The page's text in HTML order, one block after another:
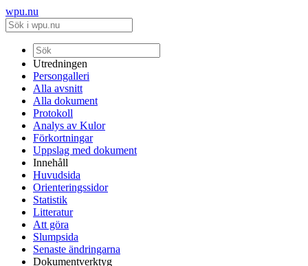
wpu.nu
Utredningen
Persongalleri
Alla avsnitt
Alla dokument
Protokoll
Analys av Kulor
Förkortningar
Uppslag med dokument
Innehåll
Huvudsida
Orienteringssidor
Statistik
Litteratur
Att göra
Slumpsida
Senaste ändringarna
Dokumentverktyg